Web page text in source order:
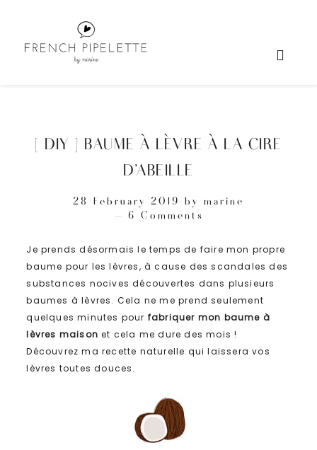
[ DIY ] BAUME À LÈVRE À LA CIRE
D’ABEILLE
28 February 2019 by marine
6 Comments
Je prends désormais le temps de faire mon propre
baume pour les lèvres, à cause des scandales des
substances nocives découvertes dans plusieurs
baumes à lèvres. Cela ne me prend seulement
quelques minutes pour fabriquer mon baume à
lèvres maisonet cela me dure des mois !
Découvrez ma recette naturelle qui laissera vos
lèvres toutes douces.